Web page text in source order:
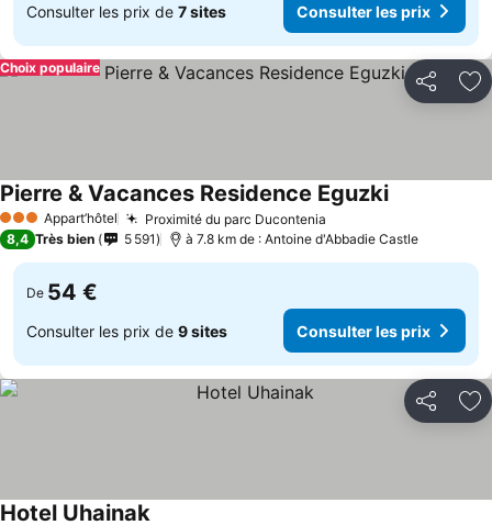
Consulter les prix de 7 sites Consulter les prix
Partager
Choix populaire
3 ÉtoilesAppart’hôtel Proximité du parc Ducontenia
Pierre & Vacances Residence Eguzki
8,4 Très bien 5 591 à 7.8 km de : Antoine d'Abbadie Castle
De 54 €
Consulter les prix de 9 sites Consulter les prix
Partager
Hotel Uhainak